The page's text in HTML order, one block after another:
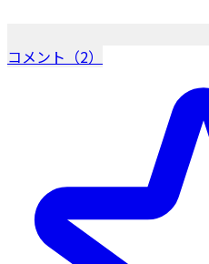
コメント（2）